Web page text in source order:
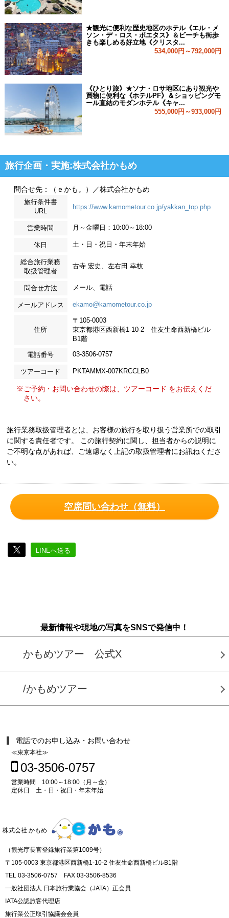
★観光に便利な歴史地区のホテル《エル・メ
ソン・デ・ロス・ポエタス》＆ビーチも街歩
きも楽しめる好立地《クリスタ...
534,000円～792,000円
《ひとり旅》★ソナ・ロサ地区にあり観光や
買物に便利な《ホテルPF》＆ショッピングモ
ール直結のモダンホテル《キャ...
555,000円～933,000円
旅行企画・実施:株式会社かもめ
問合せ先：（ｅかも。）／株式会社かもめ
旅行条件書
URL
https://www.kamometour.co.jp/yakkan_top.php
営業時間 月～金曜日：10:00～18:00
休日 土・日・祝日・年末年始
総合旅行業務
取扱管理者
古寺 宏史、左右田 幸枝
問合せ方法 メール、電話
メールアドレス ekamo@kamometour.co.jp
住所
〒105-0003
東京都港区西新橋1-10-2 住友生命西新橋ビル
B1階
電話番号 03-3506-0757
ツアーコード PKTAMMX-007KRCCLB0
※ご予約・お問い合わせの際は、ツアーコード をお伝えくだ
さい。
旅行業務取扱管理者とは、お客様の旅行を取り扱う営業所での取引
に関する責任者です。 この旅行契約に関し、担当者からの説明に
ご不明な点があれば、ご遠慮なく上記の取扱管理者にお訊ねくださ
い。
空席問い合わせ（無料）
LINEへ送る
最新情報や現地の写真をSNSで発信中！
かもめツアー 公式X
/かもめツアー
電話でのお申し込み・お問い合わせ
≪東京本社≫
03-3506-0757
営業時間 10:00～18:00（月～金）
定休日 土・日・祝日・年末年始
株式会社 かもめ
（観光庁長官登録旅行業第1009号）
〒105-0003 東京都港区西新橋1-10-2 住友生命西新橋ビルB1階
TEL 03-3506-0757 FAX 03-3506-8536
一般社団法人 日本旅行業協会（JATA）正会員
IATA公認旅客代理店
旅行業公正取引協議会会員